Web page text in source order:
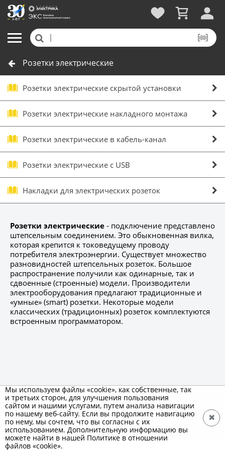
Розетки электрические
Розетки электрические скрытой установки
Розетки электрические накладного монтажа
Розетки электрические в кабель-канал
Розетки электрические с USB
Накладки для электрических розеток
Розетки электрические- подключение представлено
штепсельным соединением. Это обыкновенная вилка,
которая крепится к токоведущему проводу
потребителя электроэнергии. Существует множество
разновидностей штепсельных розеток. Большое
распространение получили как одинарные, так и
сдвоенные (строенные) модели. Производители
электрооборудования предлагают традиционные и
«умные» (smart) розетки. Некоторые модели
классических (традиционных) розеток комплектуются
встроенным программатором.
Мы используем файлы «cookie», как собственные, так
и третьих сторон, для улучшения пользования
сайтом и нашими услугами, путем анализа навигации
по нашему веб-сайту. Если вы продолжите навигацию
по нему, мы сочтем, что вы согласны с их
использованием. Дополнительную информацию вы
можете найти в нашей Политике в отношении
файлов «cookie».
✖